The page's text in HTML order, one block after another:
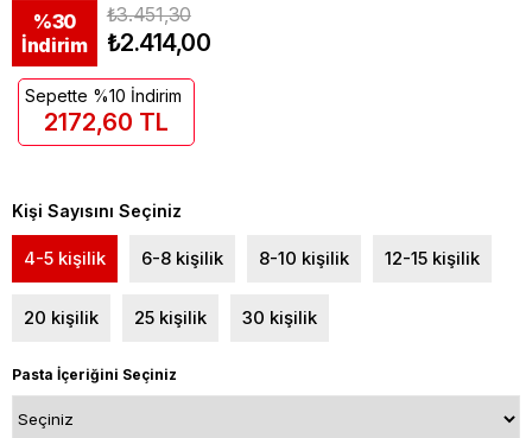
%30
İndirim
₺3.451,30
₺2.414,00
Kişi Sayısını Seçiniz
4-5 kişilik 6-8 kişilik 8-10 kişilik 12-15 kişilik
20 kişilik 25 kişilik 30 kişilik
Pasta İçeriğini Seçiniz
Sepette %10 İndirim
2172,60 TL